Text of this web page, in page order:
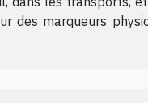
des marqueurs